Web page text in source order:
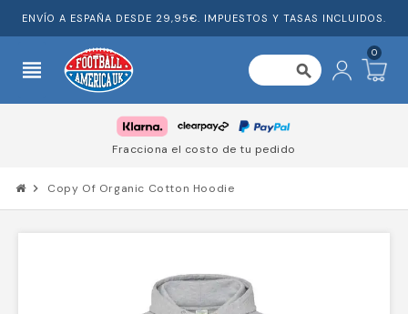
ENVÍO A ESPAÑA DESDE 29,95€. IMPUESTOS Y TASAS INCLUIDOS.
view_headline search
0
Fracciona el costo de tu pedido
chevron_right Copy Of Organic Cotton Hoodie